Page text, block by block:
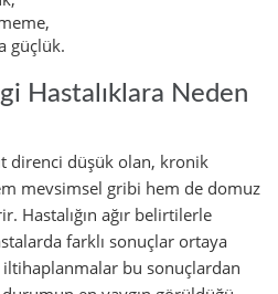
güçlük.
Hastalıklara Neden
direnci düşük olan, kronik
mevsimsel gribi hem de domuz
Hastalığın ağır belirtilerle
farklı sonuçlar ortaya
bu sonuçlardan